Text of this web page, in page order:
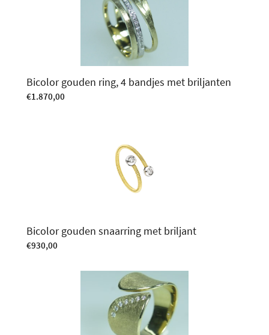
Bicolor gouden ring, 4 bandjes met briljanten
€1.870,00
Bicolor gouden snaarring met briljant
€930,00